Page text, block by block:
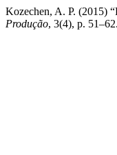
Kozechen, A. P. (2015)
Produção, 3(4), p.